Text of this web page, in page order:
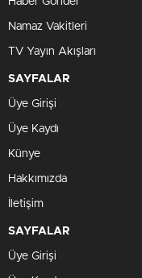
Namaz Vakitleri
TV Yayın Akışları
SAYFALAR
Üye Girişi
Üye Kaydı
Künye
Hakkımızda
İletişim
SAYFALAR
Üye Girişi